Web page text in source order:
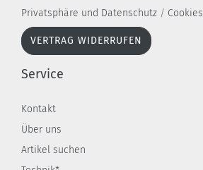
Privatsphäre und Datenschutz / Cookies
VERTRAG WIDERRUFEN
Service
Kontakt
Über uns
Artikel suchen